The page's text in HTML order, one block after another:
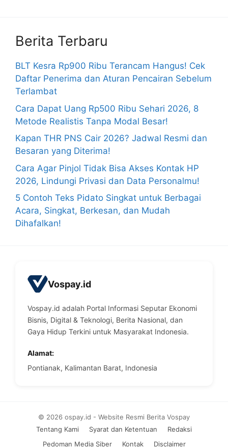
Berita Terbaru
BLT Kesra Rp900 Ribu Terancam Hangus! Cek
Daftar Penerima dan Aturan Pencairan Sebelum
Terlambat
Cara Dapat Uang Rp500 Ribu Sehari 2026, 8
Metode Realistis Tanpa Modal Besar!
Kapan THR PNS Cair 2026? Jadwal Resmi dan
Besaran yang Diterima!
Cara Agar Pinjol Tidak Bisa Akses Kontak HP
2026, Lindungi Privasi dan Data Personalmu!
5 Contoh Teks Pidato Singkat untuk Berbagai
Acara, Singkat, Berkesan, dan Mudah
Dihafalkan!
Vospay.id
Vospay.id adalah Portal Informasi Seputar Ekonomi
Bisnis, Digital & Teknologi, Berita Nasional, dan
Gaya Hidup Terkini untuk Masyarakat Indonesia.
Alamat:
Pontianak, Kalimantan Barat, Indonesia
Tentang Kami Syarat dan Ketentuan
Redaksi
Pedoman Media Siber
Kontak Disclaimer
© 2026 ospay.id - Website Resmi Berita Vospay